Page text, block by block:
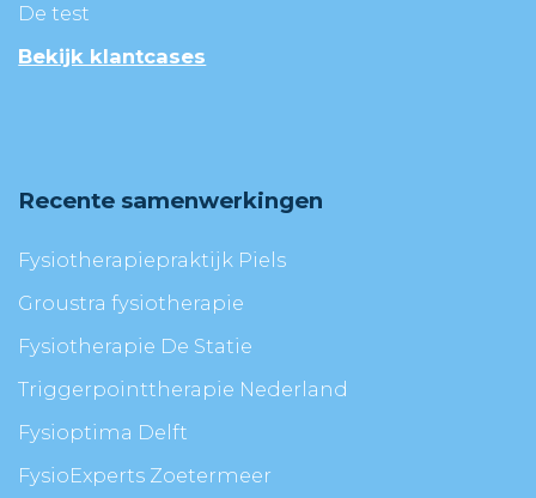
De test
Bekijk klantcases
Recente samenwerkingen
Fysiotherapiepraktijk Piels
Groustra fysiotherapie
Fysiotherapie De Statie
Triggerpointtherapie Nederland
Fysioptima Delft
FysioExperts Zoetermeer